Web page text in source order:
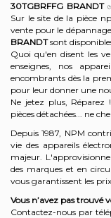
30TGBRFFG BRANDT
Sur le site de la pièce
vente pour le
BRANDTsont
Quoi qu'en disent les
enseignes, nos
encombrants dès la
pour leur donner une
Ne jetez plus, Réparez
pièces détachées... ne
Depuis 1987, NPM
vie des appareils
majeur.
des marques et en
vous garantissent les
Vous n’avez pas trouvé
Contactez-nous par